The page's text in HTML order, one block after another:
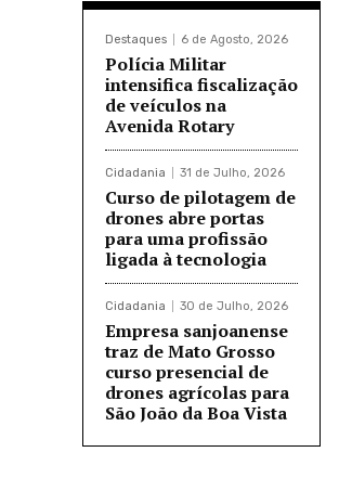
Destaques 6 de Agosto, 2026
Polícia Militar
intensifica fiscalização
de veículos na
Avenida Rotary
Cidadania 31 de Julho, 2026
Curso de pilotagem de
drones abre portas
para uma profissão
ligada à tecnologia
Cidadania 30 de Julho, 2026
Empresa sanjoanense
traz de Mato Grosso
curso presencial de
drones agrícolas para
São João da Boa Vista